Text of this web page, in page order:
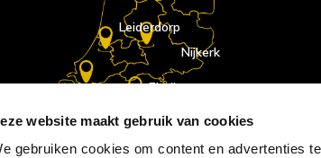
website maakt gebruik van cookies
gebruiken cookies om content en advertenties
Eindhoven
Nijkerk
Leiderdorp